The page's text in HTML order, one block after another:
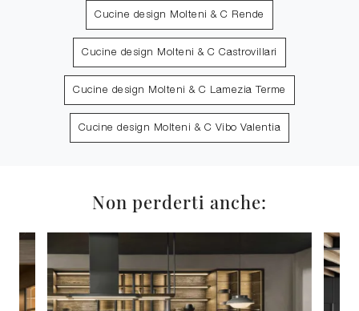
Cucine design Molteni & C Rende
Cucine design Molteni & C Castrovillari
Cucine design Molteni & C Lamezia Terme
Cucine design Molteni & C Vibo Valentia
Non perderti anche: